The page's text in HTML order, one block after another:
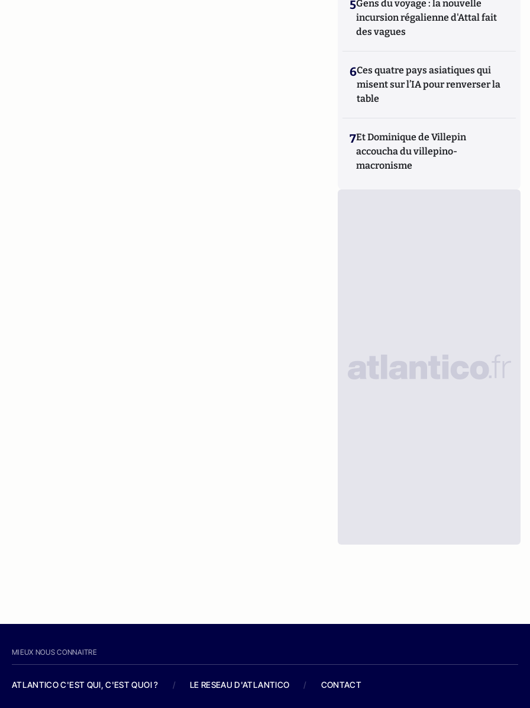
5Gens du voyage : la nouvelle
incursion régalienne d'Attal fait
des vagues
6Ces quatre pays asiatiques qui
misent sur l’IA pour renverser la
table
7Et Dominique de Villepin
accoucha du villepino-
macronisme
MIEUX NOUS CONNAITRE
ATLANTICO C'EST QUI, C'EST QUOI ? / LE RESEAU D'ATLANTICO / CONTACT